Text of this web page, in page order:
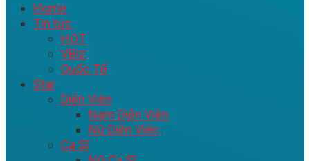
Home
Tin tức
HOT
VBiz
Quốc Tế
Star
Diễn Viên
Nam Diễn Viên
Nữ Diễn Viên
Ca Sĩ